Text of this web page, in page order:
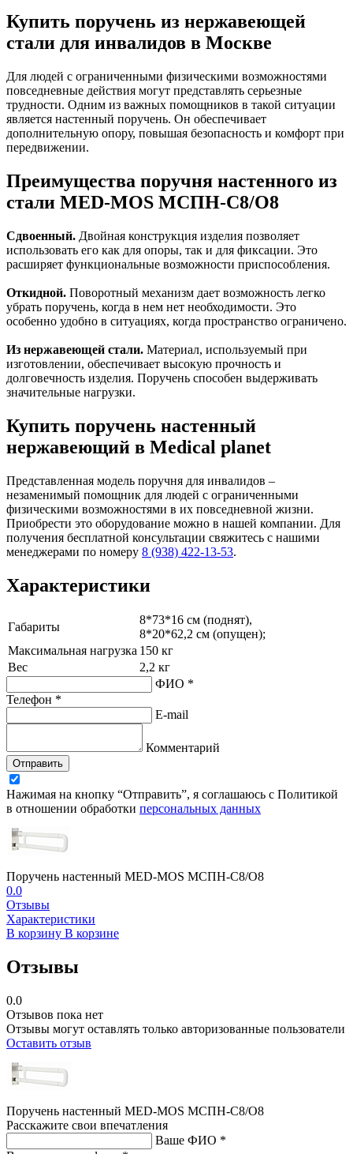
Купить поручень из нержавеющей
стали для инвалидов в Москве
Для людей с ограниченными физическими возможностями
повседневные действия могут представлять серьезные
трудности. Одним из важных помощников в такой ситуации
является настенный поручень. Он обеспечивает
дополнительную опору, повышая безопасность и комфорт при
передвижении.
Преимущества поручня настенного из
стали MED-MOS МСПН-С8/О8
Сдвоенный. Двойная конструкция изделия позволяет
использовать его как для опоры, так и для фиксации. Это
расширяет функциональные возможности приспособления.
Откидной. Поворотный механизм дает возможность легко
убрать поручень, когда в нем нет необходимости. Это
особенно удобно в ситуациях, когда пространство ограничено.
Из нержавеющей стали. Материал, используемый при
изготовлении, обеспечивает высокую прочность и
долговечность изделия. Поручень способен выдерживать
значительные нагрузки.
Купить поручень настенный
нержавеющий в Medical planet
Представленная модель поручня для инвалидов –
незаменимый помощник для людей с ограниченными
физическими возможностями в их повседневной жизни.
Приобрести это оборудование можно в нашей компании. Для
получения бесплатной консультации свяжитесь с нашими
менеджерами по номеру 8 (938) 422-13-53.
Характеристики
Габариты
8*73*16 см (поднят),
8*20*62,2 см (опущен);
Максимальная нагрузка 150 кг
Вес
2,2 кг
ФИО *
Телефон *
E-mail
Комментарий
Отправить
Нажимая на кнопку “Отправить”, я соглашаюсь с Политикой
в отношении обработки персональных данных
Поручень настенный MED-MOS МСПН-С8/О8
0.0
Отзывы
Характеристики
В корзину В корзине
Отзывы
0.0
Отзывов пока нет
Отзывы могут оставлять только авторизованные пользователи
Оставить отзыв
Поручень настенный MED-MOS МСПН-С8/О8
Расскажите свои впечатления
Ваше ФИО *